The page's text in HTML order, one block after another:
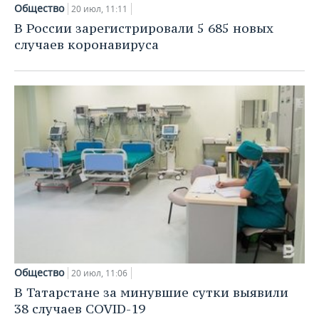
Общество 20 июл, 11:11
В России зарегистрировали 5 685 новых
случаев коронавируса
Общество 20 июл, 11:06
В Татарстане за минувшие сутки выявили
38 случаев COVID-19